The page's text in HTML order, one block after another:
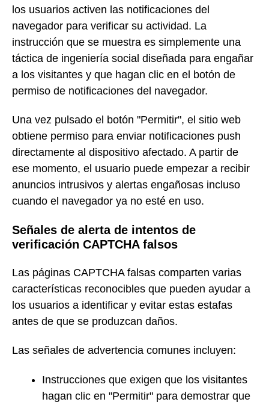
los usuarios activen las notificaciones del
navegador para verificar su actividad. La
instrucción que se muestra es simplemente una
táctica de ingeniería social diseñada para engañar
a los visitantes y que hagan clic en el botón de
permiso de notificaciones del navegador.
Una vez pulsado el botón "Permitir", el sitio web
obtiene permiso para enviar notificaciones push
directamente al dispositivo afectado. A partir de
ese momento, el usuario puede empezar a recibir
anuncios intrusivos y alertas engañosas incluso
cuando el navegador ya no esté en uso.
Señales de alerta de intentos de
verificación CAPTCHA falsos
Las páginas CAPTCHA falsas comparten varias
características reconocibles que pueden ayudar a
los usuarios a identificar y evitar estas estafas
antes de que se produzcan daños.
Las señales de advertencia comunes incluyen:
Instrucciones que exigen que los visitantes
hagan clic en "Permitir" para demostrar que